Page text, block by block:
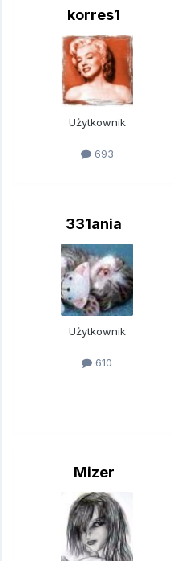
korres1
Użytkownik
693
331ania
Użytkownik
610
Mizer